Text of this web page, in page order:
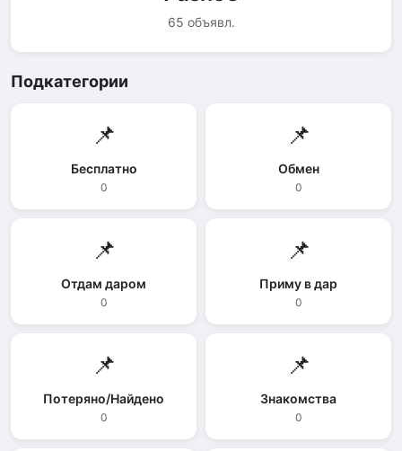
65 объявл.
Подкатегории
📌
Бесплатно
0
📌
Обмен
0
📌
Отдам даром
0
📌
Приму в дар
0
📌
Потеряно/Найдено
0
📌
Знакомства
0